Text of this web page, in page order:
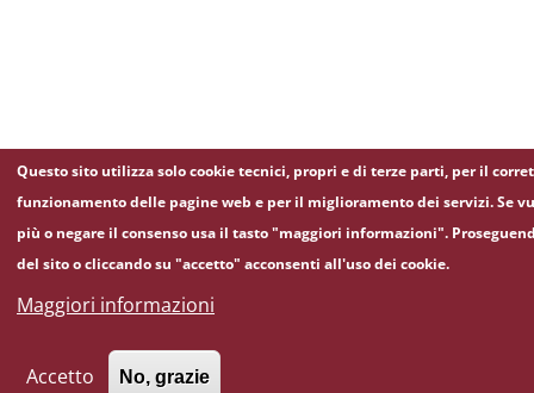
Questo sito utilizza solo cookie tecnici, propri e di terze parti, per il
funzionamento delle pagine web e per il miglioramento dei servizi. Se
più o negare il consenso usa il tasto "maggiori informazioni".
del sito o cliccando su "accetto" acconsenti all'uso dei cookie.
Maggiori informazioni
Accetto No, grazie